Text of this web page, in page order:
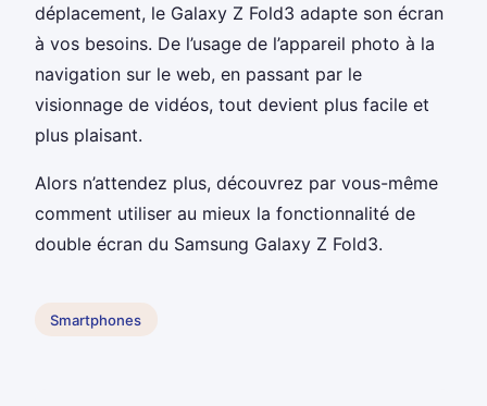
déplacement, le Galaxy Z Fold3 adapte son écran
à vos besoins. De l’usage de l’appareil photo à la
navigation sur le web, en passant par le
visionnage de vidéos, tout devient plus facile et
plus plaisant.
Alors n’attendez plus, découvrez par vous-même
comment utiliser au mieux la fonctionnalité de
double écran du Samsung Galaxy Z Fold3.
Smartphones